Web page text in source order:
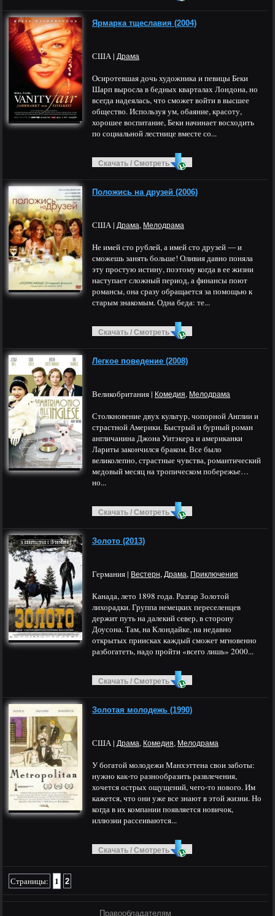
Ярмарка тщеславия (2004)
США | Драма
Осиротевшая дочь художника и певицы Беки
Шарп выросла в бедных кварталах Лондона, но
всегда надеялась, что сможет войти в высшее
общество. Используя ум, обаяние, красоту,
хорошее воспитание, Беки начинает восходить
по социальной лестнице вместе со...
Скачать / Смотреть
Положись на друзей (2006)
США | Драма, Мелодрама
Не имей сто рублей, а имей сто друзей — и
сможешь занять больше! Оливия давно поняла
эту простую истину, поэтому когда в ее жизни
наступает сложный период, а финансы поют
романсы, она сразу обращается за помощью к
старым знакомым. Одна беда: те...
Скачать / Смотреть
Легкое поведение (2008)
Великобритания | Комедия, Мелодрама
Столкновение двух культур, чопорной Англии и
страстной Америки. Быстрый и бурный роман
англичанина Джона Уитэкера и американки
Лариты закончился браком. Все было
великолепно, страстные чувства, романтический
медовый месяц на тропическом побережье…
но...
Скачать / Смотреть
Золото (2013)
Германия | Вестерн, Драма, Приключения
Канада, лето 1898 года. Разгар Золотой
лихорадки. Группа немецких переселенцев
держит путь на далекий север, в сторону
Доусона. Там, на Клондайке, на недавно
открытых приисках каждый сможет мгновенно
разбогатеть, надо пройти «всего лишь» 2000...
Скачать / Смотреть
Золотая молодежь (1990)
США | Драма, Комедия, Мелодрама
У богатой молодежи Манхэттена свои заботы:
нужно как-то разнообразить развлечения,
хочется острых ощущений, чего-то нового. Им
кажется, что они уже все знают в этой жизни. Но
когда в их компании появляется новичок,
иллюзии рассеиваются...
Скачать / Смотреть
Страницы: 1 2
Правообладателям